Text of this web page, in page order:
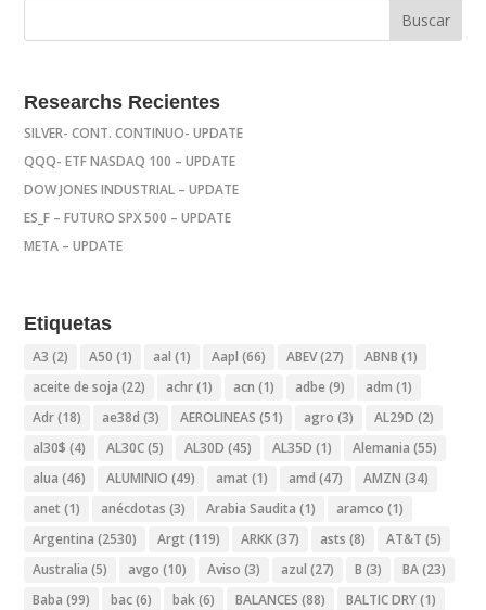
Researchs Recientes
SILVER- CONT. CONTINUO- UPDATE
QQQ- ETF NASDAQ 100 – UPDATE
DOW JONES INDUSTRIAL – UPDATE
ES_F – FUTURO SPX 500 – UPDATE
META – UPDATE
Etiquetas
A3 (2) A50 (1) aal (1) Aapl (66) ABEV(27) ABNB (1)
aceite de soja (22) achr(1) acn (1) adbe (9) adm (1)
Adr(18) ae38d (3) AEROLINEAS (51) agro (3) AL29D (2)
al30$ (4) AL30C(5) AL30D (45) AL35D (1) Alemania (55)
alua (46) ALUMINIO (49) amat (1) amd (47) AMZN (34)
anet (1) anécdotas (3) Arabia Saudita (1) aramco (1)
Argentina (2530) Argt (119) ARKK(37) asts (8) AT&T (5)
Australia (5) avgo (10) Aviso (3) azul (27) B (3) BA(23)
Baba (99) bac(6) bak(6) BALANCES (88) BALTIC DRY(1)